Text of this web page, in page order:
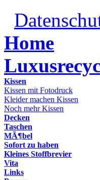
Home
Kissen
Kissen mit Fotodruck
Kleider machen Kissen
Noch mehr Kissen
Decken
Taschen
MÃ¶bel
Sofort zu haben
Kleines Stoffbrevier
Vita
Links